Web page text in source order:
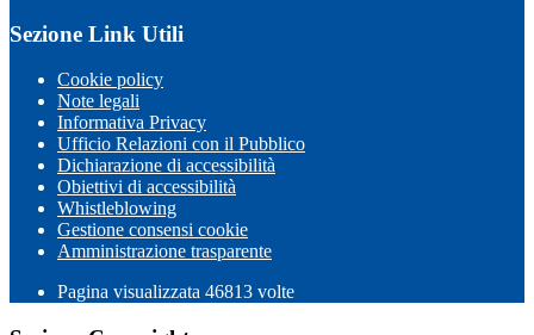
Sezione Link Utili
Cookie policy
Note legali
Informativa Privacy
Ufficio Relazioni con il Pubblico
Dichiarazione di accessibilità
Obiettivi di accessibilità
Whistleblowing
Gestione consensi cookie
Amministrazione trasparente
Pagina visualizzata 46813 volte